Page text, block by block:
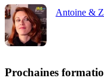
Antoine &
Prochaines